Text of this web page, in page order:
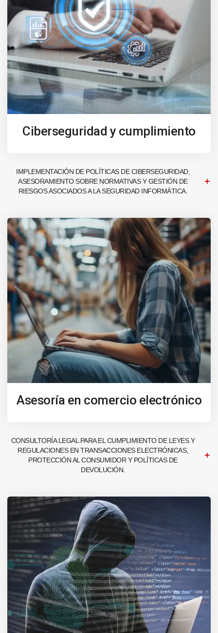
Ciberseguridad y cumplimiento
IMPLEMENTACIÓN DE POLÍTICAS DE CIBERSEGURIDAD,
ASESORAMIENTO SOBRE NORMATIVAS Y GESTIÓN DE
RIESGOS ASOCIADOS A LA SEGURIDAD INFORMÁTICA.
Asesoría en comercio electrónico
CONSULTORÍA LEGAL PARA EL CUMPLIMIENTO DE LEYES Y
REGULACIONES EN TRANSACCIONES ELECTRÓNICAS,
PROTECCIÓN AL CONSUMIDOR Y POLÍTICAS DE
DEVOLUCIÓN.